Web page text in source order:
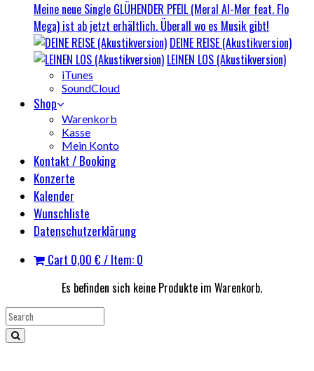
Meine neue Single GLÜHENDER PFEIL (Meral Al-Mer feat. Flo
Mega) ist ab jetzt erhältlich. Überall wo es Musik gibt!
DEINE REISE (Akustikversion)
LEINEN LOS (Akustikversion)
iTunes
SoundCloud
Shop
Warenkorb
Kasse
Mein Konto
Kontakt / Booking
Konzerte
Kalender
Wunschliste
Datenschutzerklärung
Cart 0,00 € / Item: 0
Es befinden sich keine Produkte im Warenkorb.